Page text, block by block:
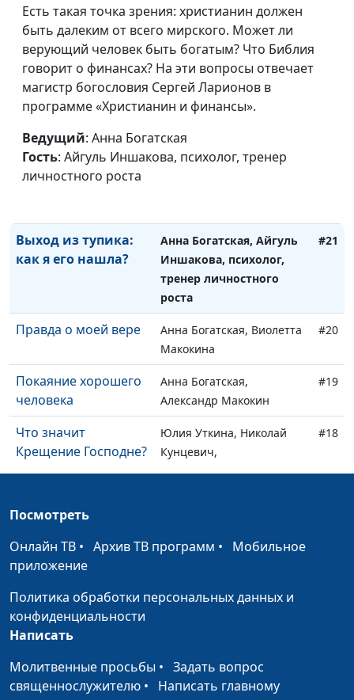
Есть такая точка зрения: христианин должен
быть далеким от всего мирского. Может ли
верующий человек быть богатым? Что Библия
говорит о финансах? На эти вопросы отвечает
магистр богословия Сергей Ларионов в
программе «Христианин и финансы».
Ведущий: Анна Богатская
Гость: Айгуль Иншакова, психолог, тренер
личностного роста
ради служения
Как я стала жить
иначе
Анна Богатская, Анна
Варенова
Искусство жить в
радости: как я этому
училась
Анна Богатская, Лола
Кафтанова
Как и зачем я служу
Анна Ронжина, Андрей
Выход из тупика:
как я его нашла?
Анна Богатская, Айгуль
Иншакова, психолог,
тренер личностного
роста
#21
Правда о моей вере
Анна Богатская, Виолетта
Макокина
#20
Покаяние хорошего
человека
Анна Богатская,
Александр Макокин
#19
Что значит
Крещение Господне?
Юлия Уткина, Николай
Кунцевич,
священнослужитель и
#18
Как я избавился от
страха смерти
Егизарян, преподаватель
Зачем живет
человек?
Родители, дети и
духовные ценности
Анна Ронжина, Павел
Гончар, магистр
Посмотреть
Онлайн ТВ • Архив ТВ программ • Мобильное
приложение
Политика обработки персональных данных и
конфиденциальности
Написать
Молитвенные просьбы • Задать вопрос
священнослужителю • Написать главному